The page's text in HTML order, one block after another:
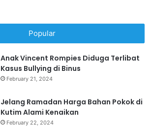
Popular
Anak Vincent Rompies Diduga Terlibat
Kasus Bullying di Binus
February 21, 2024
Jelang Ramadan Harga Bahan Pokok di
Kutim Alami Kenaikan
February 22, 2024